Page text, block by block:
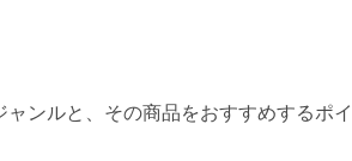
ンルと、その商品をおすすめするポ